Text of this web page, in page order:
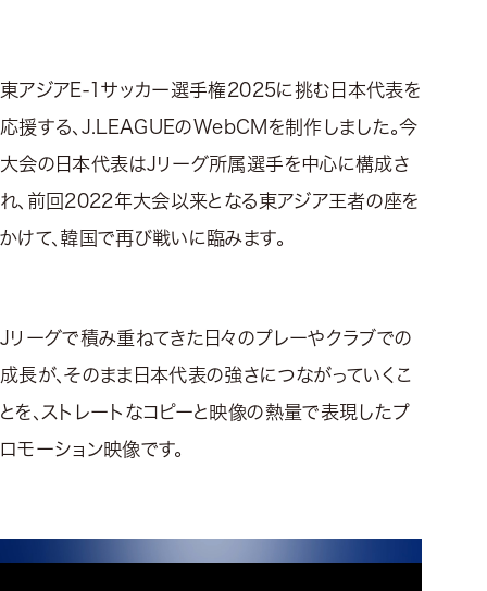
東アジアE-1サッカー選手権2025に挑む日本代表を
応援する、J.LEAGUEのWebCMを制作しました。今
大会の日本代表はJリーグ所属選手を中心に構成さ
れ、前回2022年大会以来となる東アジア王者の座を
かけて、韓国で再び戦いに臨みます。
Jリーグで積み重ねてきた日々のプレーやクラブでの
成長が、そのまま日本代表の強さにつながっていくこ
とを、ストレートなコピーと映像の熱量で表現したプ
ロモーション映像です。